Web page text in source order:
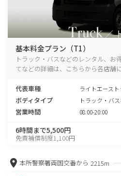
基本料金プラン（T1）
トラック・バスなどのレンタル、お
てなどの詳細は、こちらから各店舗
代表車種 ライトエース
ボディタイプ トラック・バ
営業時間 08:00-20:00
6時間まで5,500円
免責補償制度1,100円
本所警察署両国交番から 2215m